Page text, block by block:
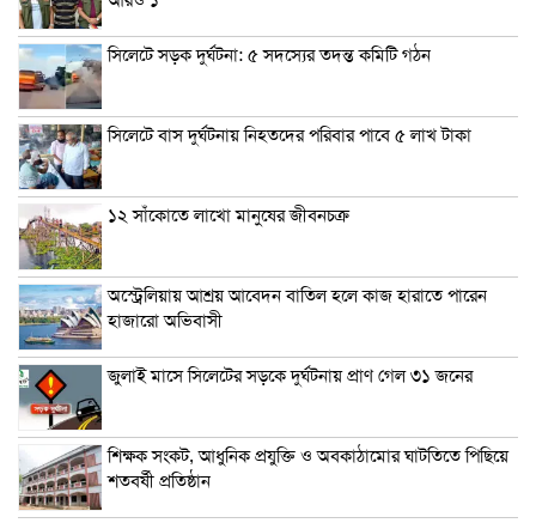
সিলেটে সড়ক দুর্ঘটনা: ৫ সদস্যের তদন্ত কমিটি গঠন
সিলেটে বাস দুর্ঘটনায় নিহতদের পরিবার পাবে ৫ লাখ টাকা
১২ সাঁকোতে লাখো মানুষের জীবনচক্র
অস্ট্রেলিয়ায় আশ্রয় আবেদন বাতিল হলে কাজ হারাতে পারেন
হাজারো অভিবাসী
জুলাই মাসে সিলেটের সড়কে দুর্ঘটনায় প্রাণ গেল ৩১ জনের
শিক্ষক সংকট, আধুনিক প্রযুক্তি ও অবকাঠামোর ঘাটতিতে পিছিয়ে
শতবর্ষী প্রতিষ্ঠান